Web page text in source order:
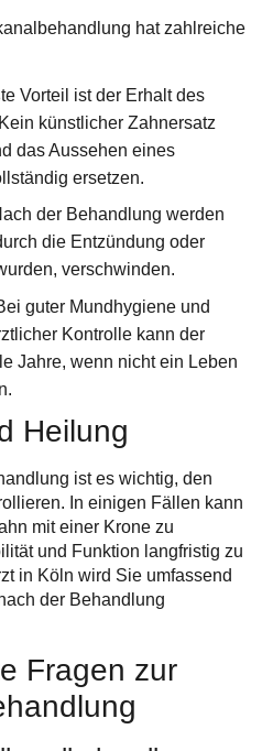
hat zahlreiche
Vorteil ist der Erhalt des
künstlicher Zahnersatz
das Aussehen eines
ersetzen.
der Behandlung werden
die Entzündung oder
verschwinden.
guter Mundhygiene und
Kontrolle kann der
Jahre, wenn nicht ein Leben
Heilung
ist es wichtig, den
In einigen Fällen kann
mit einer Krone zu
und Funktion langfristig zu
in Köln wird Sie umfassend
der Behandlung
Fragen zur